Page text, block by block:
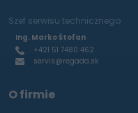
Szef serwisu technicznego
Ing. Marko Štofan
+421 51 7480 462
servis@regada.sk
O firmie